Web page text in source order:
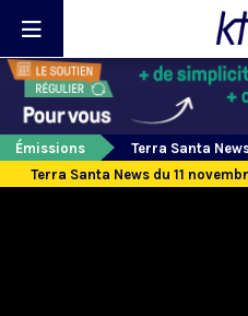
Émissions
Terra Santa
Terra Santa News du 11